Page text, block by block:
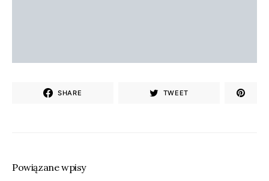
SHARE TWEET
Powiązane wpisy